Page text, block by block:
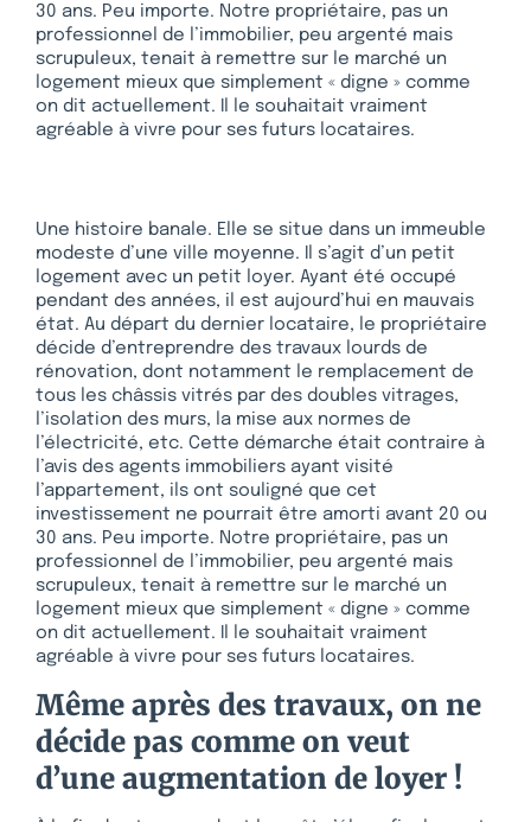
30 ans. Peu importe. Notre propriétaire, pas un
professionnel de l’immobilier, peu argenté mais
scrupuleux, tenait à remettre sur le marché un
logement mieux que simplement « digne » comme
on dit actuellement. Il le souhaitait vraiment
agréable à vivre pour ses futurs locataires.
Une histoire banale. Elle se situe dans un immeuble
modeste d’une ville moyenne. Il s’agit d’un petit
logement avec un petit loyer. Ayant été occupé
pendant des années, il est aujourd’hui en mauvais
état. Au départ du dernier locataire, le propriétaire
décide d’entreprendre des travaux lourds de
rénovation, dont notamment le remplacement de
tous les châssis vitrés par des doubles vitrages,
l’isolation des murs, la mise aux normes de
l’électricité, etc. Cette démarche était contraire à
l’avis des agents immobiliers ayant visité
l’appartement, ils ont souligné que cet
investissement ne pourrait être amorti avant 20 ou
30 ans. Peu importe. Notre propriétaire, pas un
professionnel de l’immobilier, peu argenté mais
scrupuleux, tenait à remettre sur le marché un
logement mieux que simplement « digne » comme
on dit actuellement. Il le souhaitait vraiment
agréable à vivre pour ses futurs locataires.
Même après des travaux, on ne
décide pas comme on veut
d’une augmentation de loyer !